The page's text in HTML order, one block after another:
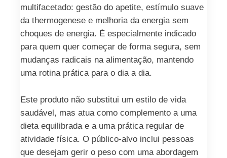
multifacetado: gestão do apetite, estímulo suave
da thermogenese e melhoria da energia sem
choques de energia. É especialmente indicado
para quem quer começar de forma segura, sem
mudanças radicais na alimentação, mantendo
uma rotina prática para o dia a dia.
Este produto não substitui um estilo de vida
saudável, mas atua como complemento a uma
dieta equilibrada e a uma prática regular de
atividade física. O público-alvo inclui pessoas
que desejam gerir o peso com uma abordagem